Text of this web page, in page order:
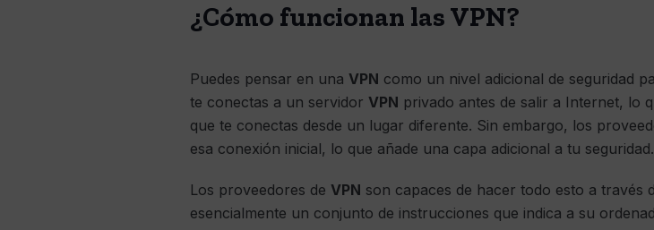
¿Cómo funcionan las VPN?
Puedes pensar en una VPN como un nivel adicional de seguridad
te conectas a un servidor VPN privado antes de salir a Internet, lo
que te conectas desde un lugar diferente. Sin embargo, los
esa conexión inicial, lo que añade una capa adicional a tu seguridad.
Los proveedores de VPN son capaces de hacer todo esto a través
esencialmente un conjunto de instrucciones que indica a su